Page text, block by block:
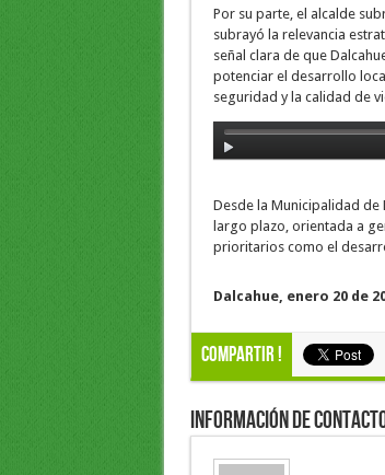
Por su parte, el alcalde
subrayó la relevancia
señal clara de que
potenciar el desarrollo
seguridad y la calidad de
Desde la Municipalidad de
largo plazo, orientada a
prioritarios como el
Dalcahue, enero 20 de
Compartir !
Información de